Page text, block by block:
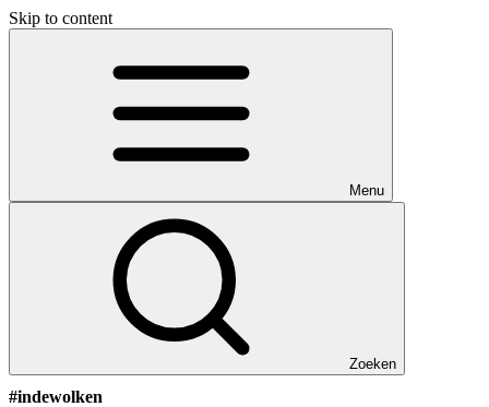
Skip to content
Menu
Zoeken
#indewolken